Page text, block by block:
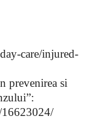
care/injured-
prevenirea si